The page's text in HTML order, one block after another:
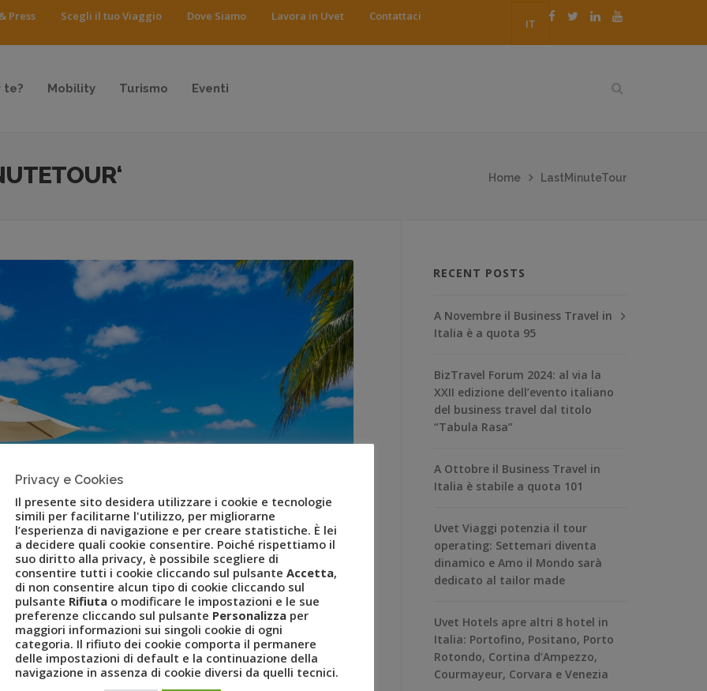
IT
Press Scegli il tuo Viaggio Dove Siamo Lavora in Uvet Contattaci
te? Mobility Turismo Eventi
Home LastMinuteTour
va in vacanza
LASTMINUTETOUR,LEISURE PIERGIULIODONZELLI,UVETAMEX,
RECENT POSTS
A Novembre il Business Travel in
Italia è a quota 95
BizTravel Forum 2024: al via la
XXII edizione dell’evento italiano
del business travel dal titolo
“Tabula Rasa”
A Ottobre il Business Travel in
Italia è stabile a quota 101
Uvet Viaggi potenzia il tour
operating: Settemari diventa
dinamico e Amo il Mondo sarà
dedicato al tailor made
Uvet Hotels apre altri 8 hotel in
Italia: Portofino, Positano, Porto
Rotondo, Cortina d’Ampezzo,
Courmayeur, Corvara e Venezia
Privacy e Cookies
Il presente sito desidera utilizzare i cookie e tecnologie
simili per facilitarne l'utilizzo, per migliorarne
l’esperienza di navigazione e per creare statistiche. È lei
a decidere quali cookie consentire. Poiché rispettiamo il
suo diritto alla privacy, è possibile scegliere di
consentire tutti i cookie cliccando sul pulsante Accetta,
di non consentire alcun tipo di cookie cliccando sul
pulsante Rifiuta o modificare le impostazioni e le sue
preferenze cliccando sul pulsante Personalizza per
maggiori informazioni sui singoli cookie di ogni
categoria. Il rifiuto dei cookie comporta il permanere
delle impostazioni di default e la continuazione della
navigazione in assenza di cookie diversi da quelli tecnici.